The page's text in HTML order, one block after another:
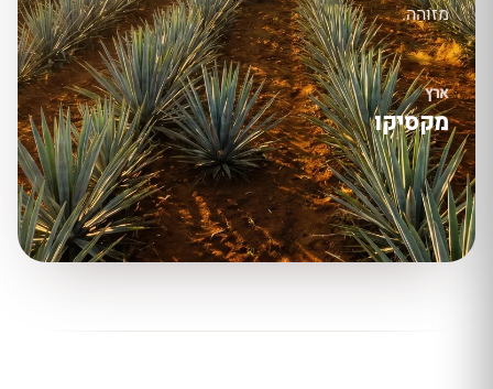
מזוהה.
ארץ
מקסיקו